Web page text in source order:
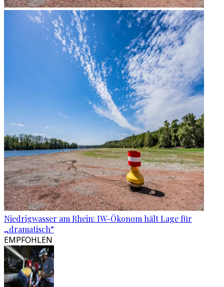
Niedrigwasser am Rhein: IW-Ökonom hält Lage für
„dramatisch“
EMPFOHLEN